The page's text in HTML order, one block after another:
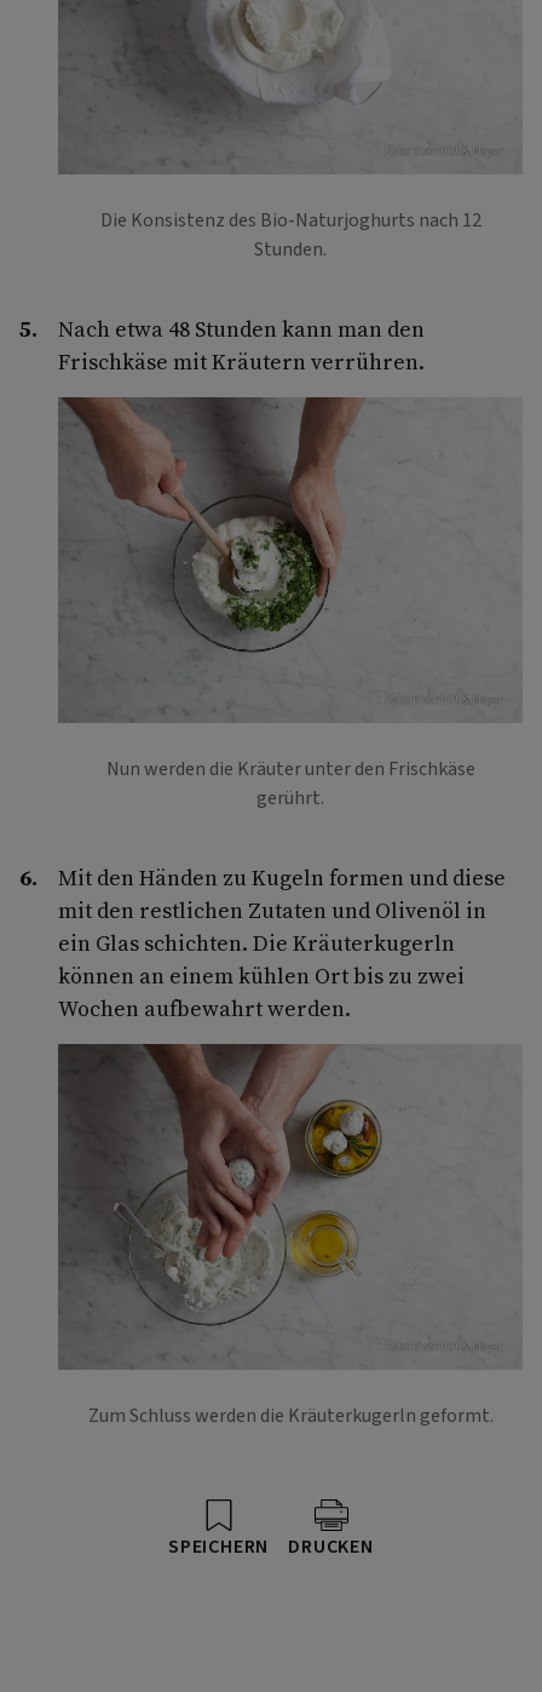
Foto: Eisenhut & Mayer
Die Konsistenz des Bio-Naturjoghurts nach 12
Stunden.
Nach etwa 48 Stunden kann man den
Frischkäse mit Kräutern verrühren.
Foto: Eisenhut & Mayer
Nun werden die Kräuter unter den Frischkäse
gerührt.
Mit den Händen zu Kugeln formen und diese
mit den restlichen Zutaten und Olivenöl in
ein Glas schichten. Die Kräuterkugerln
können an einem kühlen Ort bis zu zwei
Wochen aufbewahrt werden.
Foto: Eisenhut & Mayer
Zum Schluss werden die Kräuterkugerln geformt.
SPEICHERN DRUCKEN